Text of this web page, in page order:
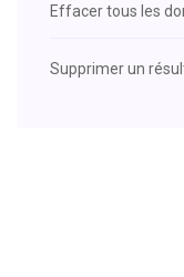
Effacer tous les
Supprimer un